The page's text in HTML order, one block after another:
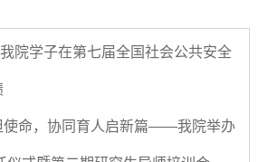
院学子在第七届全国社会公共安全
使命，协同育人启新篇——我院举办